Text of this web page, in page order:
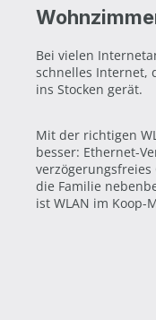
Bei vielen
schnelles Internet,
ins Stocken gerät.
Mit der richtigen
besser: Ethernet-
die Familie
ist WLAN im Koop-